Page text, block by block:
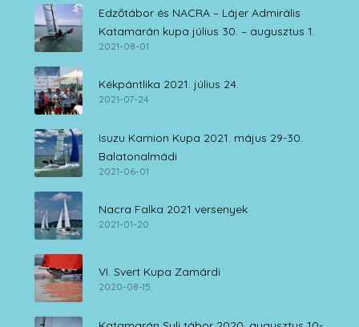
Edzőtábor és NACRA – Lájer Admirális
Katamarán kupa július 30. – augusztus 1.
2021-08-01
Kékpántlika 2021. július 24.
2021-07-24
Isuzu Kamion Kupa 2021. május 29-30.
Balatonalmádi
2021-06-01
Nacra Falka 2021 versenyek
2021-01-20
VI. Svert Kupa Zamárdi
2020-08-15